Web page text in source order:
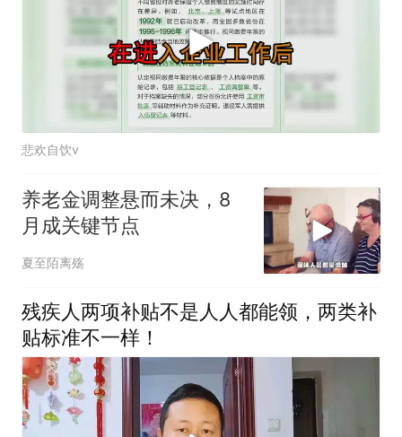
悲欢自饮v
养老金调整悬而未决，8
月成关键节点
夏至陌离殇
残疾人两项补贴不是人人都能领，两类补
贴标准不一样！